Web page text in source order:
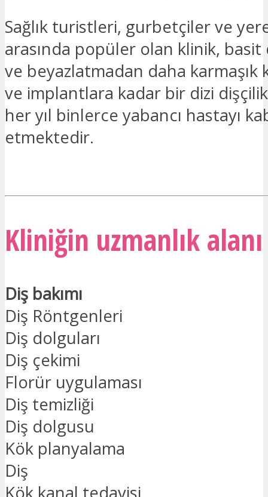
Sağlık turistleri, gurbetçiler ve
arasında popüler olan klinik, basit
ve beyazlatmadan daha karmaşık
ve implantlara kadar bir dizi
her yıl binlerce yabancı hastayı
etmektedir.
Kliniğin uzmanlık
Diş bakımı
Diş Röntgenleri
Diş dolguları
Diş çekimi
Florür uygulaması
Diş temizliği
Diş dolgusu
Kök planyalama
Diş